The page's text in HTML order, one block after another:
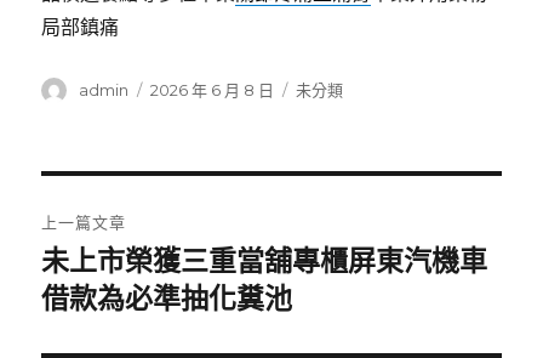
局部鎮痛
作
admin
發
2026 年 6 月 8 日
分
未分類
章
導
上一篇文章
上
一
未上市榮獲三重當舖專櫃屏東汽機車
借款為必準抽化糞池